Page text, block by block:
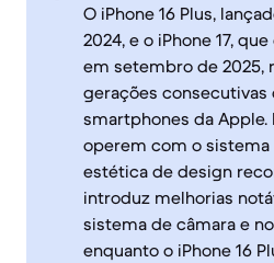
O iPhone 16 Plus,
2024, e o iPhone 17,
em setembro de 2025,
gerações consecutivas
smartphones da Apple.
operem com o
estética de design
introduz melhorias
sistema de câmara e
enquanto o iPhone 16